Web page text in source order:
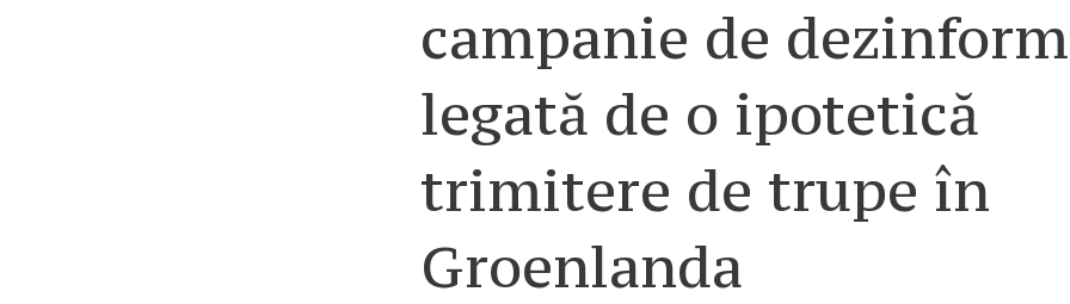
campanie de
legată de o ipotetică
trimitere de trupe în
Groenlanda